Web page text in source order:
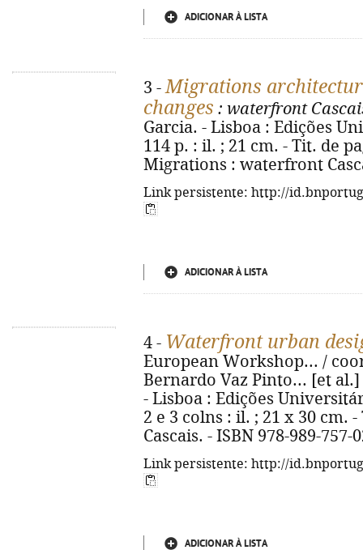
ADICIONAR À LISTA
3 -Migrations
changes : waterfront
Garcia. - Lisboa : Edições
114 p. : il. ; 21 cm. - Tit. de
Migrations : waterfront
Link persistente: http://
ADICIONAR À LISTA
4 - Waterfront urban
European Workshop... /
Bernardo Vaz Pinto... [et
- Lisboa : Edições
2 e 3 colns : il. ; 21 x 30 cm.
Cascais. - ISBN 978-989-757-
Link persistente: http://
ADICIONAR À LISTA